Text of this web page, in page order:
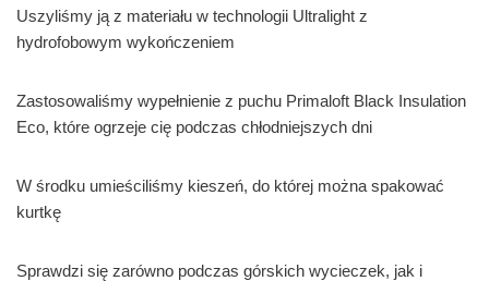
Uszyliśmy ją z materiału w technologii Ultralight z
hydrofobowym wykończeniem
Zastosowaliśmy wypełnienie z puchu Primaloft Black Insulation
Eco, które ogrzeje cię podczas chłodniejszych dni
W środku umieściliśmy kieszeń, do której można spakować
kurtkę
Sprawdzi się zarówno podczas górskich wycieczek, jak i